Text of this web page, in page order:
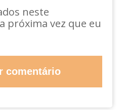
neste
próxima vez que eu